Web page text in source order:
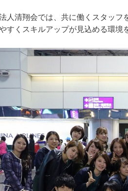
人清翔会では、共に働くスタッフ
すくスキルアップが見込める環境